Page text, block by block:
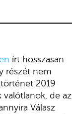
írt hosszasan
részét nem
2019
valótlanok, de az
Válasz